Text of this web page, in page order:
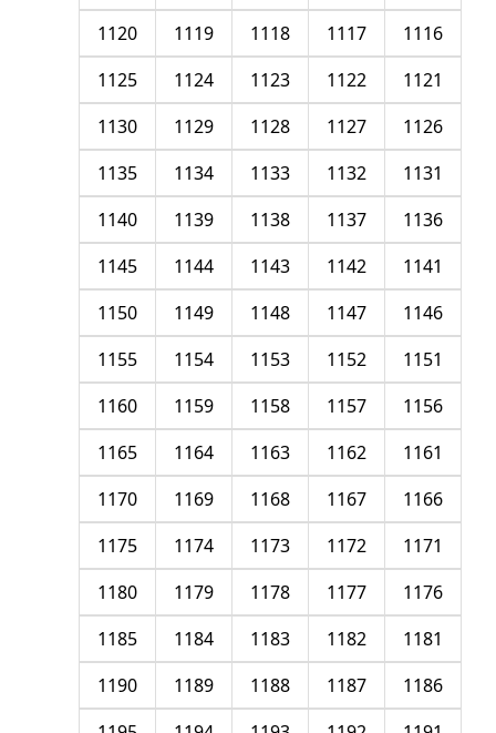
1116
1117
1118
1119
1120
1121
1122
1123
1124
1125
1126
1127
1128
1129
1130
1131
1132
1133
1134
1135
1136
1137
1138
1139
1140
1141
1142
1143
1144
1145
1146
1147
1148
1149
1150
1151
1152
1153
1154
1155
1156
1157
1158
1159
1160
1161
1162
1163
1164
1165
1166
1167
1168
1169
1170
1171
1172
1173
1174
1175
1176
1177
1178
1179
1180
1181
1182
1183
1184
1185
1186
1187
1188
1189
1190